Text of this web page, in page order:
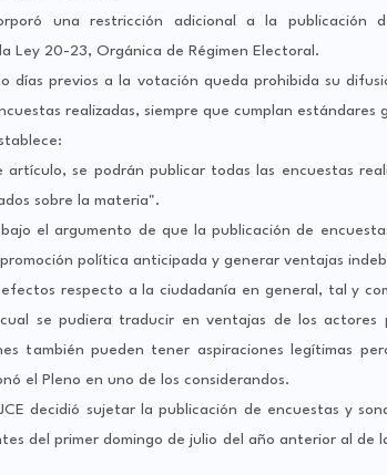
una restricción adicional a la publicación
Ley 20-23, Orgánica de Régimen Electoral.
días previos a la votación queda prohibida su
realizadas, siempre que cumplan estándares
se podrán publicar todas las encuestas
sobre la materia".
el argumento de que la publicación de
política anticipada y generar ventajas
respecto a la ciudadanía en general, tal y
se pudiera traducir en ventajas de los actores
también pueden tener aspiraciones legítimas
el Pleno en uno de los considerandos.
decidió sujetar la publicación de encuestas y
del primer domingo de julio del año anterior al de